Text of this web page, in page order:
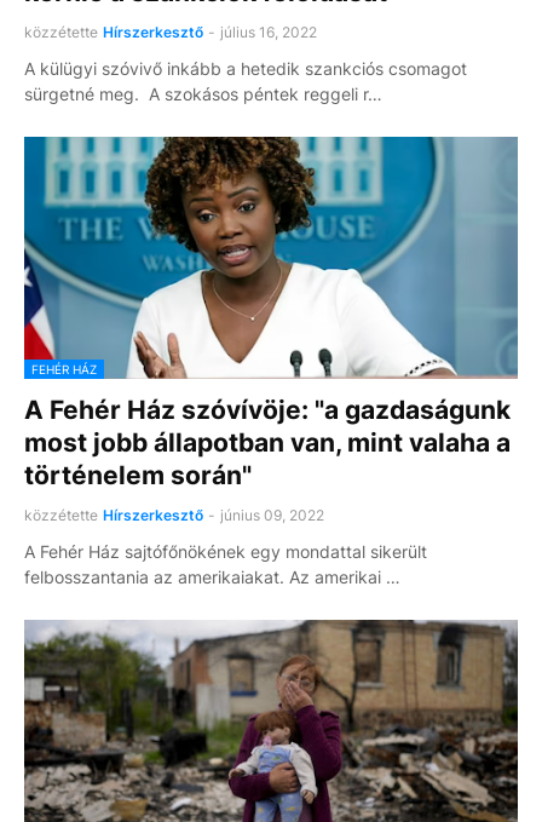
közzétette Hírszerkesztő - július 16, 2022
A külügyi szóvivő inkább a hetedik szankciós csomagot
sürgetné meg. A szokásos péntek reggeli r…
FEHÉR HÁZ
A Fehér Ház szóvívöje: "a gazdaságunk
most jobb állapotban van, mint valaha a
történelem során"
közzétette Hírszerkesztő - június 09, 2022
A Fehér Ház sajtófőnökének egy mondattal sikerült
felbosszantania az amerikaiakat. Az amerikai …